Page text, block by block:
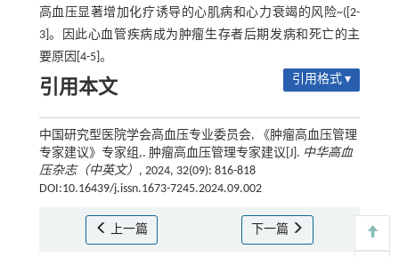
高血压显著增加化疗诱导的心肌病和心力衰竭的风险~([2-
3]。因此心血管疾病成为肿瘤生存者后期发病和死亡的主
要原因[4-5]。
引用本文 引用格式 ▾
中国研究型医院学会高血压专业委员会, 《肿瘤高血压管理
专家建议》专家组,. 肿瘤高血压管理专家建议[J]. 中华高血
压杂志（中英文） , 2024, 32(09): 816-818
DOI:10.16439/j.issn.1673-7245.2024.09.002
上一篇 下一篇